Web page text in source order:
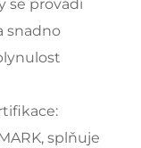
se provádí
snadno
splňuje